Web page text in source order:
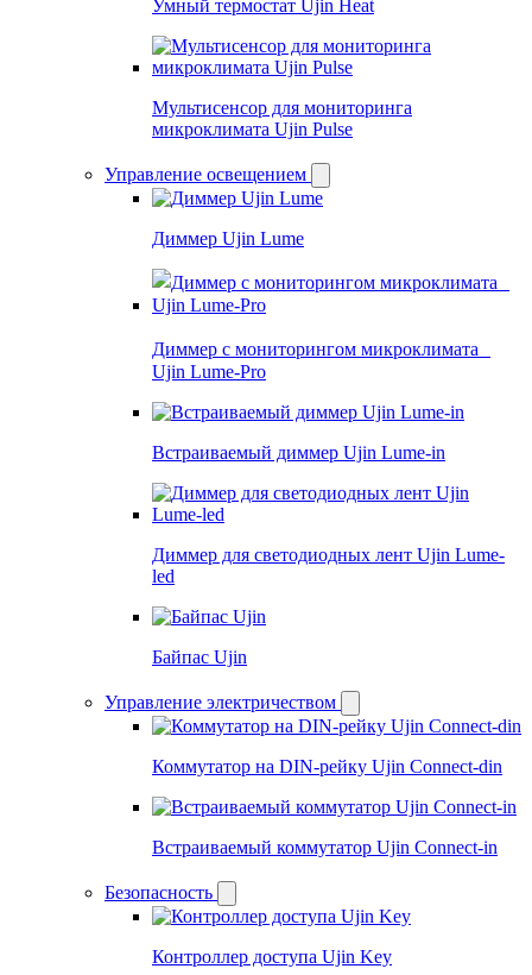
Умный термостат Ujin Heat
Мультисенсор для мониторинга
микроклимата Ujin Pulse
Управление освещением
Диммер Ujin Lume
Диммер с мониторингом микроклимата
Ujin Lume-Pro
Встраиваемый диммер Ujin Lume-in
Диммер для светодиодных лент Ujin Lume-
led
Байпас Ujin
Управление электричеством
Коммутатор на DIN-рейку Ujin Connect-din
Встраиваемый коммутатор Ujin Connect-in
Безопасность
Контроллер доступа Ujin Key